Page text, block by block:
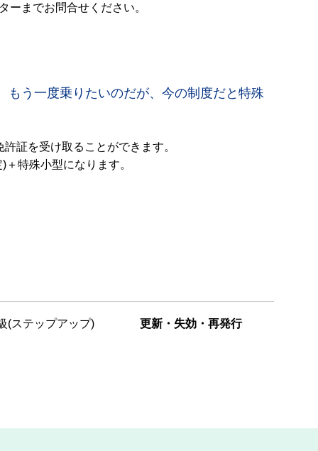
ーまでお問合せください。
う一度乗りたいのだが、今の制度だと特殊
証を受け取ることができます。
特殊小型になります。
(ステップアップ) 更新・失効・再発行